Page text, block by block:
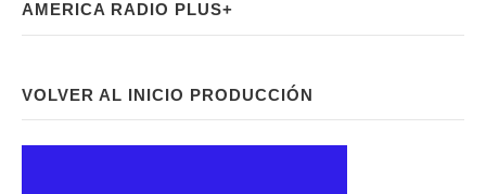
AMERICA RADIO PLUS+
VOLVER AL INICIO PRODUCCIÓN